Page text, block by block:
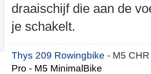
draaischijf die aan de
je schakelt.
Thys 209 Rowingbike- M5
Pro - M5 MinimalBike